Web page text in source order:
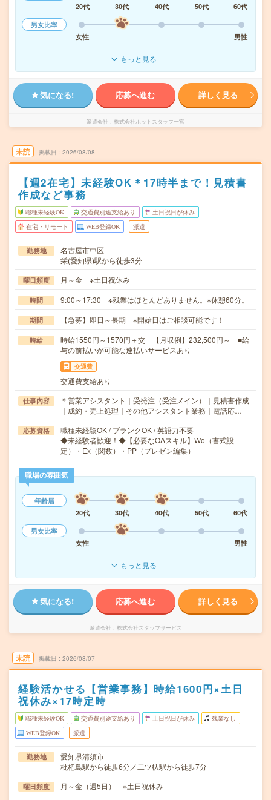
20代 30代 40代 50代
60代
男女比率
女性
男性
もっと見る
気になる! 応募へ進む 詳しく見る
派遣会社 株式会社ホットスタッフ一宮
未読 掲載日 2026/08/08
【週2在宅】未経験OK＊17時半まで！見積書
作成など事務
職種未経験OK 交通費別途支給あり 土日祝日が休み
在宅・リモート WEB登録OK 派遣
勤務地
名古屋市中区
栄(愛知県)駅から徒歩3分
曜日頻度 月～金 ※土日祝休み
時間 9:00～17:30 ※残業はほとんどありません。※休憩60分。
期間 【急募】即日～長期 ※開始日はご相談可能です！
時給
時給1550円～1570円＋交 【月収例】232,500円～ ■給
与の前払いが可能な速払いサービスあり
交通費
交通費支給あり
仕事内容
＊営業アシスタント｜受発注（受注メイン）｜見積書作成
｜成約・売上処理｜その他アシスタント業務｜電話応…
応募資格
職種未経験OK / ブランクOK / 英語力不要
◆未経験者歓迎！◆【必要なOAスキル】Wo（書式設
定）・Ex（関数）・PP（プレゼン編集）
職場の雰囲気
年齢層
20代
30代 40代 50代
60代
男女比率
女性
男性
もっと見る
気になる! 応募へ進む 詳しく見る
派遣会社 株式会社スタッフサービス
未読 掲載日 2026/08/07
経験活かせる【営業事務】時給1600円×土日
祝休み×17時定時
職種未経験OK 交通費別途支給あり 土日祝日が休み 残業なし
WEB登録OK 派遣
勤務地
愛知県清須市
枇杷島駅から徒歩6分／二ツ杁駅から徒歩7分
曜日頻度 月～金（週5日） ※土日祝休み